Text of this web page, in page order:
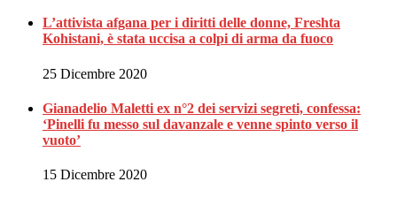
L’attivista afgana per i diritti delle donne, Freshta
Kohistani, è stata uccisa a colpi di arma da fuoco
25 Dicembre 2020
Gianadelio Maletti ex n°2 dei servizi segreti, confessa:
‘Pinelli fu messo sul davanzale e venne spinto verso il
vuoto’
15 Dicembre 2020